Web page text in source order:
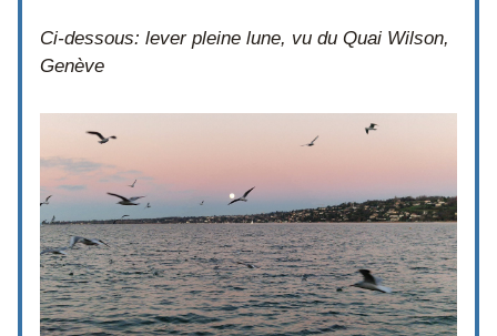
Ci-dessous: lever pleine lune, vu du Quai Wilson,
Genève